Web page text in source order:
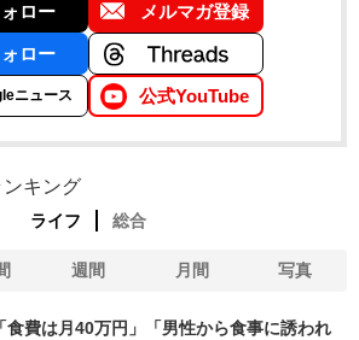
ロー メルマガ登録
ロー
ニュース 公式YouTube
ンキング
ライフ 総合
週間 月間 写真
「食費は月40万円」「男性から食事に誘われ